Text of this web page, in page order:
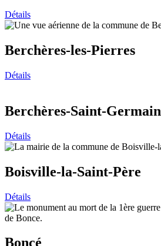
Détails
Berchères-les-Pierres
Détails
Berchères-Saint-Germain
Détails
Boisville-la-Saint-Père
Détails
Boncé